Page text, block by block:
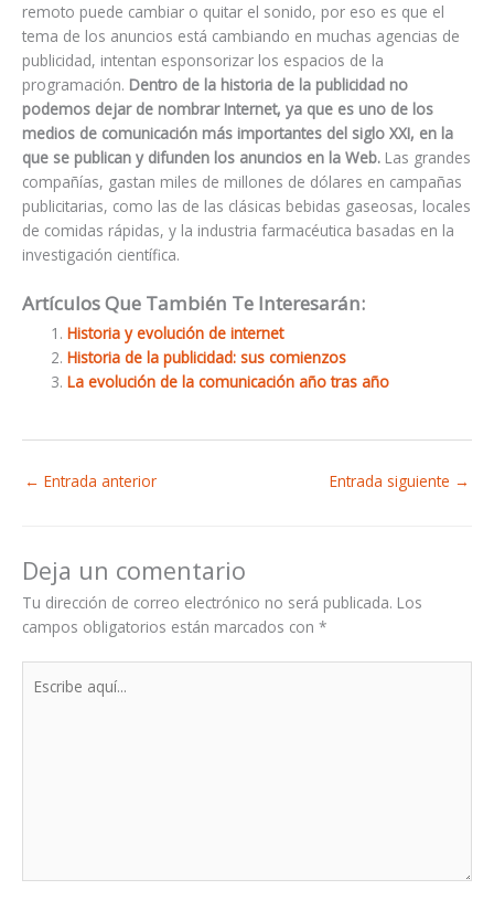
remoto puede cambiar o quitar el sonido, por eso es que el
tema de los anuncios está cambiando en muchas agencias de
publicidad, intentan esponsorizar los espacios de la
programación. Dentro de la historia de la publicidad no
podemos dejar de nombrar Internet, ya que es uno de los
medios de comunicación más importantes del siglo XXI, en la
que se publican y difunden los anuncios en la Web. Las grandes
compañías, gastan miles de millones de dólares en campañas
publicitarias, como las de las clásicas bebidas gaseosas, locales
de comidas rápidas, y la industria farmacéutica basadas en la
investigación científica.
Artículos Que También Te Interesarán:
Historia y evolución de internet
Historia de la publicidad: sus comienzos
La evolución de la comunicación año tras año
← Entrada anterior Entrada siguiente →
Deja un comentario
Tu dirección de correo electrónico no será publicada. Los
campos obligatorios están marcados con *
aquí...